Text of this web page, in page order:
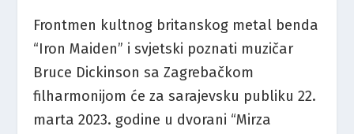
Frontmen kultnog britanskog metal benda
“Iron Maiden” i svjetski poznati muzičar
Bruce Dickinson sa Zagrebačkom
filharmonijom će za sarajevsku publiku 22.
marta 2023. godine u dvorani “Mirza